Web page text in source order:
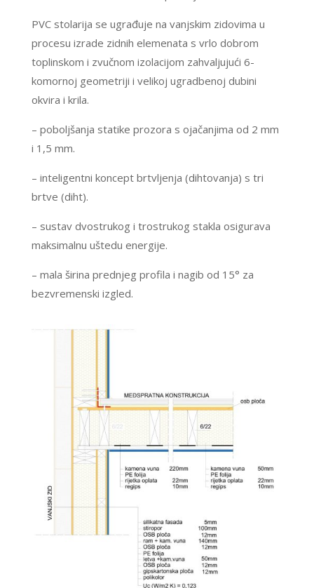
PVC stolarija se ugrađuje na vanjskim zidovima u
procesu izrade zidnih elemenata s vrlo dobrom
toplinskom i zvučnom izolacijom zahvaljujući 6-
komornoj geometriji i velikoj ugradbenoj dubini
okvira i krila.
– poboljšanja statike prozora s ojačanjima od 2 mm
i 1,5 mm.
– inteligentni koncept brtvljenja (dihtovanja) s tri
brtve (diht).
– sustav dvostrukog i trostrukog stakla osigurava
maksimalnu uštedu energije.
– mala širina prednjeg profila i nagib od 15° za
bezvremenski izgled.